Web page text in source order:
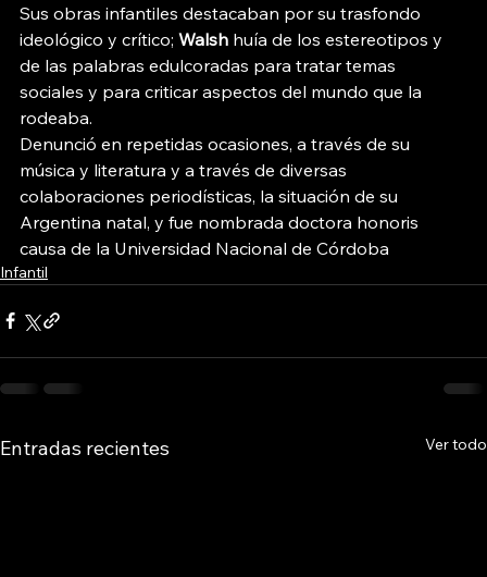
Sus obras infantiles destacaban por su trasfondo
ideológico y crítico; Walsh huía de los estereotipos y
de las palabras edulcoradas para tratar temas
sociales y para criticar aspectos del mundo que la
rodeaba.
Denunció en repetidas ocasiones, a través de su
música y literatura y a través de diversas
colaboraciones periodísticas, la situación de su
Argentina natal, y fue nombrada doctora honoris
causa de la Universidad Nacional de Córdoba
Infantil
Entradas recientes Ver todo